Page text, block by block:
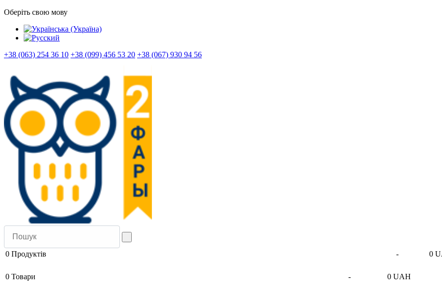
Оберіть свою мову
+38 (063) 254 36 10 +38 (099) 456 53 20 +38 (067) 930 94 56
0 Продуктів -
0
0 Товари -
0 UAH